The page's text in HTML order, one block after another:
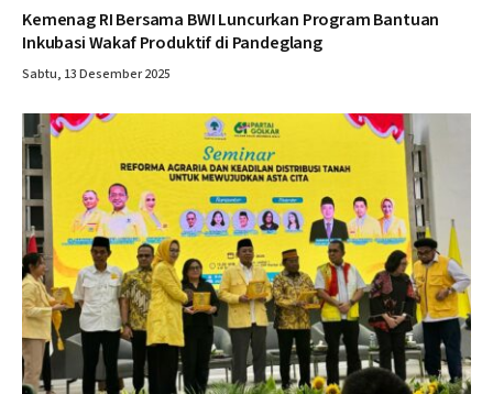
Kemenag RI Bersama BWI Luncurkan Program Bantuan
Inkubasi Wakaf Produktif di Pandeglang
Sabtu, 13 Desember 2025